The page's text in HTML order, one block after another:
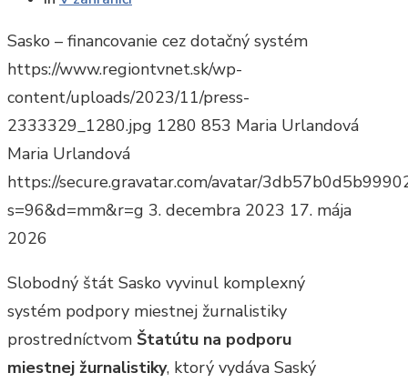
Sasko – financovanie cez dotačný systém
https://www.regiontvnet.sk/wp-
content/uploads/2023/11/press-
2333329_1280.jpg 1280 853 Maria Urlandová
Maria Urlandová
https://secure.gravatar.com/avatar/
s=96&d=mm&r=g 3. decembra 2023 17. mája
2026
Slobodný štát Sasko vyvinul komplexný
systém podpory miestnej žurnalistiky
prostredníctvom Štatútu na podporu
miestnej žurnalistiky, ktorý vydáva Saský